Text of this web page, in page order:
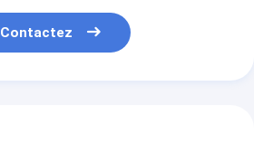
Contactez